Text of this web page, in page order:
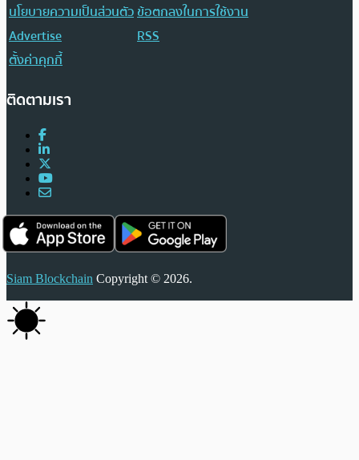
นโยบายความเป็นส่วนตัวข้อตกลงในการใช้งาน
Advertise
RSS
ตั้งค่าคุกกี้
ติดตามเรา
Siam Blockchain Copyright © 2026.